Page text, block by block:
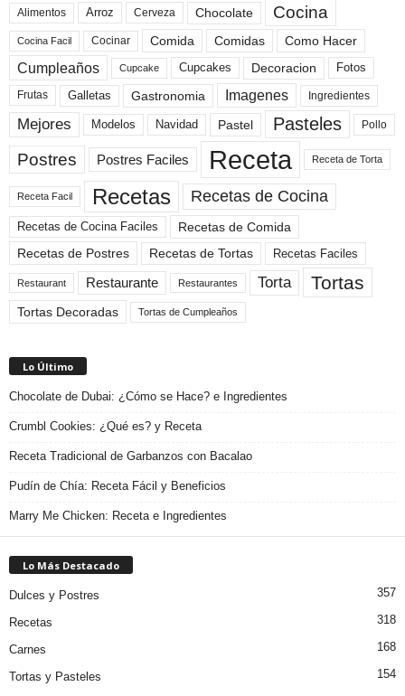
Alimentos Arroz Cerveza Chocolate Cocina
Cocina Facil Cocinar Comida Comidas Como Hacer
Cumpleaños Cupcake Cupcakes Decoracion Fotos
Frutas Galletas Gastronomia Imagenes Ingredientes
Mejores Modelos Navidad Pastel Pasteles Pollo
Postres Postres Faciles Receta Receta de Torta
Receta Facil Recetas Recetas de Cocina
Recetas de Cocina Faciles
Recetas de Comida
Recetas de Postres
Recetas de Tortas Recetas Faciles
Restaurant Restaurante Restaurantes Torta Tortas
Tortas Decoradas Tortas de Cumpleaños
Lo Último
Chocolate de Dubai: ¿Cómo se Hace? e Ingredientes
Crumbl Cookies: ¿Qué es? y Receta
Receta Tradicional de Garbanzos con Bacalao
Pudín de Chía: Receta Fácil y Beneficios
Marry Me Chicken: Receta e Ingredientes
Lo Más Destacado
Dulces y Postres 357
Recetas 318
Carnes 168
Tortas y Pasteles
154